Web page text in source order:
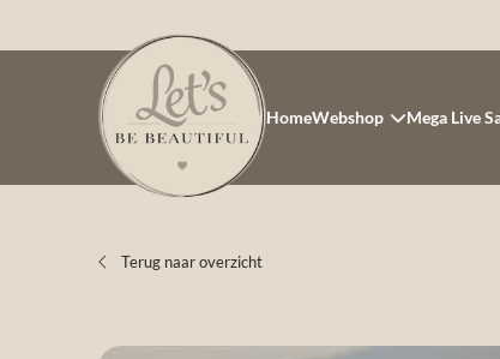
HomeWebshop Mega Live
Terug naar overzicht